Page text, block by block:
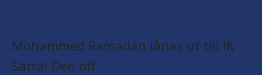
Mohammed Ramadan lånas ut till IK
Sätra! Den off